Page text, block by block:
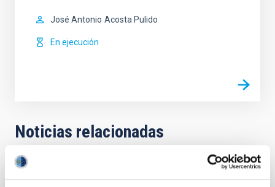
José Antonio Acosta Pulido
En ejecución
Noticias relacionadas